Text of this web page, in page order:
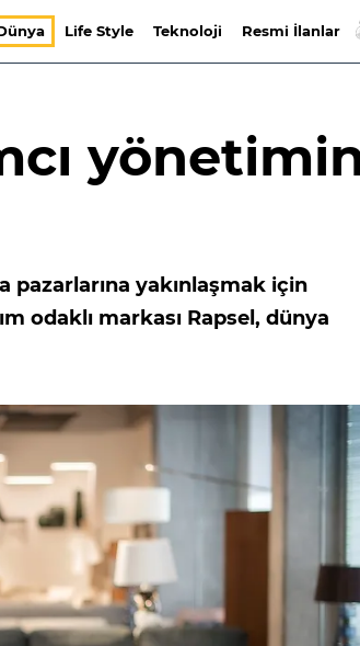
Life Style Teknoloji Resmi İlanlar
pazarlarına yakınlaşmak için
odaklı markası Rapsel, dünya